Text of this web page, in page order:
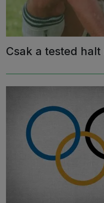
Csak a tested halt